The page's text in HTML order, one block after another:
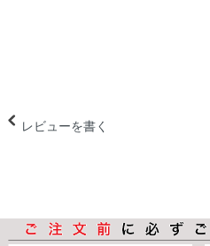
レビューを書く